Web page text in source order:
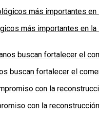
más importantes en la
buscan fortalecer el
con la